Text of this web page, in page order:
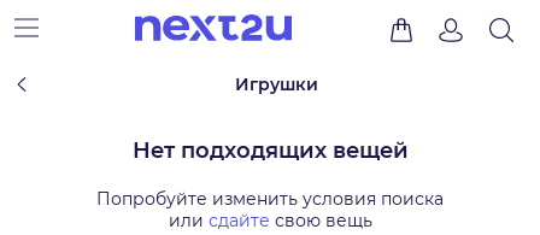
Игрушки
Нет подходящих вещей
Попробуйте изменить условия поиска
или сдайте свою вещь